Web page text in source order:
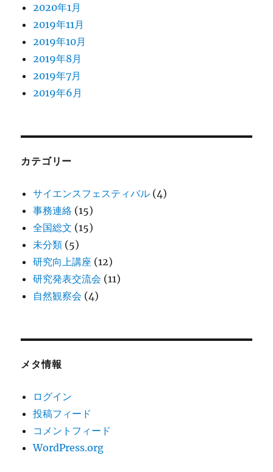
2020年1月
2019年11月
2019年10月
2019年8月
2019年7月
2019年6月
カテゴリー
サイエンスフェスティバル (4)
事務連絡 (15)
全国総文 (15)
未分類 (5)
研究向上講座 (12)
研究発表交流会 (11)
自然観察会 (4)
メタ情報
ログイン
投稿フィード
コメントフィード
WordPress.org